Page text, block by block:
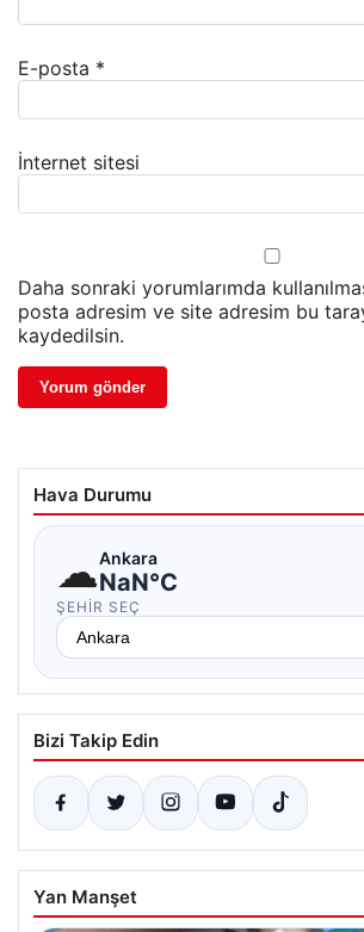
E-posta *
İnternet sitesi
Daha sonraki yorumlarımda
posta adresim ve site adresim bu
kaydedilsin.
Hava Durumu
☁Ankara
NaN°C
ŞEHIR SEÇ
Bizi Takip Edin
Yan Manşet